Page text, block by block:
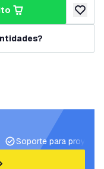
añadir
Soporte para